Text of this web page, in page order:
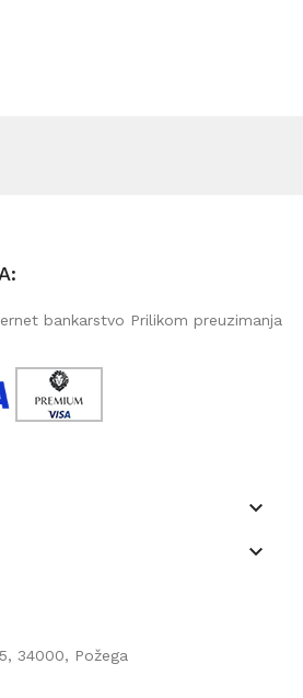
bankarstvo Prilikom preuzimanja


34000, Požega